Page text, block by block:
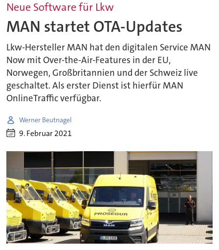
Neue Software für Lkw
MAN startet OTA-Updates
Lkw-Hersteller MAN hat den digitalen Service MAN
Now mit Over-the-Air-Features in der EU,
Norwegen, Großbritannien und der Schweiz live
geschaltet. Als erster Dienst ist hierfür MAN
OnlineTraffic verfügbar.
Werner Beutnagel
9. Februar 2021